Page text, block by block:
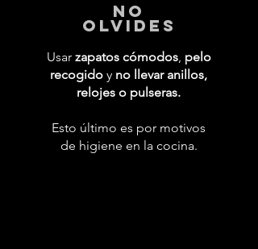
No
Olvides
Usar zapatos cómodos, pelo
recogido y no llevar anillos,
relojes o pulseras.
Esto último es por motivos
de higiene en la cocina.